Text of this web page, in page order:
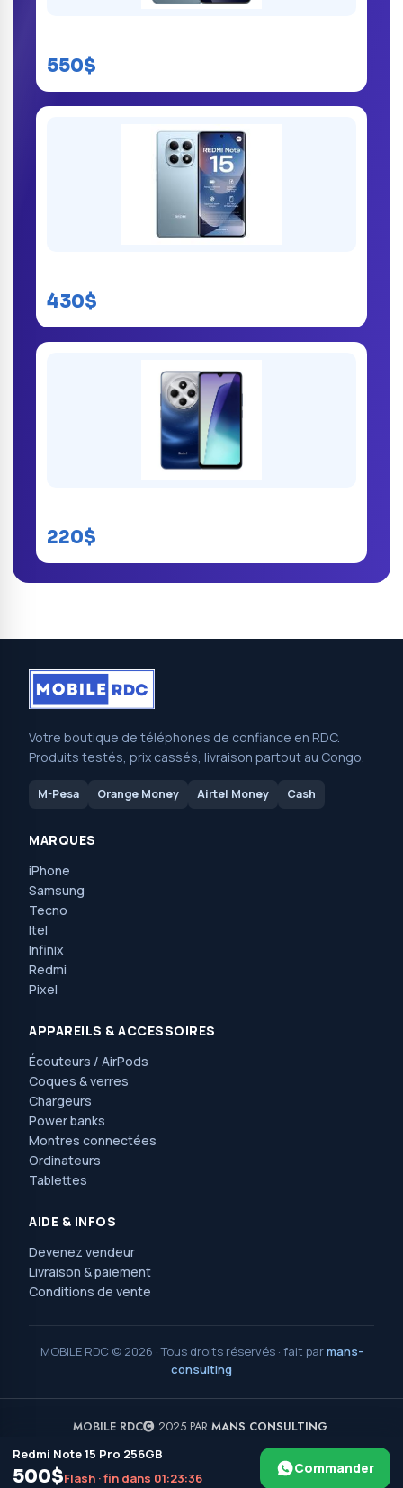
550$
430$
220$
Redmi Note 15 Pro 256GB
500$Flash · fin dans 01:23:35
Commander
Votre boutique de téléphones de confiance en RDC.
Produits testés, prix cassés, livraison partout au Congo.
M-Pesa Orange Money Airtel Money Cash
MARQUES
iPhone
Samsung
Tecno
Itel
Infinix
Redmi
Pixel
APPAREILS & ACCESSOIRES
Écouteurs / AirPods
Coques & verres
Chargeurs
Power banks
Montres connectées
Ordinateurs
Tablettes
AIDE & INFOS
Devenez vendeur
Livraison & paiement
Conditions de vente
MOBILE RDC © 2026 · Tous droits réservés · fait parmans-
consulting
MOBILE RDC 2025 PAR MANS CONSULTING.
Avenue Nguma, 77, ma campagne, jolie parc,
ngaliema/kinshasa. Réf : l'église saint Luc et l'arrêt érosion.